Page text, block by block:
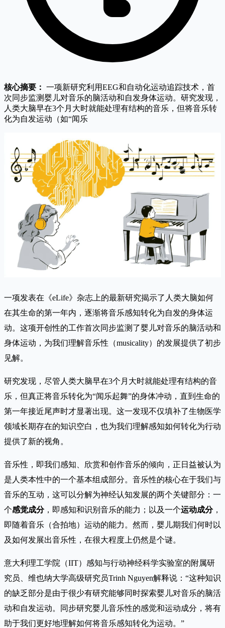
核心摘要： 一项新研究利用EEG和自动化运动追踪技术，首
次同步监测婴儿对音乐的脑活动和自发身体运动。研究发现，
人类大脑早在3个月大时就能处理有结构的音乐，但将音乐转
化为自发运动（如“闻乐
一项发表在《eLife》杂志上的最新研究揭示了人类大脑如何
在其生命的第一年内，逐渐将音乐感知转化为自发的身体运
动。这项开创性的工作首次同步监测了婴儿对音乐的脑活动和
身体运动，为我们理解音乐性（musicality）的发展提供了初步
见解。
研究发现，尽管人类大脑早在3个月大时就能处理有结构的音
乐，但真正将音乐转化为“闻乐起舞”的身体冲动，直到生命的
第一年接近尾声时才显著出现。这一发现不仅填补了生物医学
领域长期存在的知识空白，也为我们理解感知如何转化为行动
提供了新的视角。
音乐性，即我们感知、欣赏和创作音乐的倾向，正日益被认为
是人类本性中的一个基本组成部分。音乐性的核心在于我们与
音乐的互动，这可以分解为神经认知发展的两个关键部分：一
个感觉成分，即感知和识别音乐的能力；以及一个运动成分，
即随着音乐（合拍地）运动的能力。然而，婴儿期我们何时以
及如何发展出音乐性，在很大程度上仍然是个谜。
意大利理工学院（IIT）感知与行动神经科学实验室的附属研
究员、维也纳大学高级研究员Trinh Nguyen解释说：“这种知识
的缺乏部分是由于很少有研究能够同时探索婴儿对音乐的脑活
动和自发运动。同步研究婴儿音乐性的感觉和运动成分，将有
助于我们更好地理解如何将音乐感知转化为运动。”